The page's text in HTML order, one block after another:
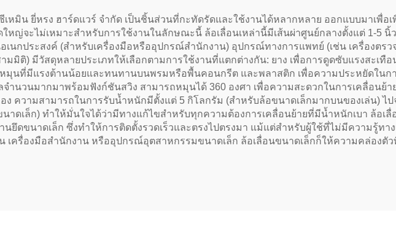
เหมิน ยี่หรง ฮาร์ดแวร์ จำกัด เป็นชิ้นส่วนที่กะทัดรัดและใช้งานได้หลากหลาย ออกแบบมาเพื่
ญ่จะไม่เหมาะสำหรับการใช้งานในลักษณะนี้ ล้อเลื่อนเหล่านี้มีเส้นผ่าศูนย์กลางตั้งแต่ 1-5 นิ้
อเนกประสงค์ (สำหรับเครื่องมือหรืออุปกรณ์สำนักงาน) อุปกรณ์ทางการแพทย์ (เช่น เครื่องต
มมิติ) มีวัสดุหลายประเภทให้เลือกตามการใช้งานที่แตกต่างกัน: ยาง เพื่อการดูดซับแรงสะเทื
หมุนที่มีแรงต้านน้อยและทนทานบนพรมหรือพื้นคอนกรีต และพลาสติก เพื่อความประหยัดในก
จำนวนมากมาพร้อมฟังก์ชันสวิง สามารถหมุนได้ 360 องศา เพื่อความสะดวกในการเคลื่อนย้
ความสามารถในการรับน้ำหนักมีตั้งแต่ 5 กิโลกรัม (สำหรับล้อขนาดเล็กมากบนของเล่น) ไ
าดเล็ก) ทำให้มั่นใจได้ว่ามีทางแก้ไขสำหรับทุกความต้องการเคลื่อนย้ายที่มีน้ำหนักเบา ล้อเลื่
นยึดขนาดเล็ก ซึ่งทำให้การติดตั้งรวดเร็วและตรงไปตรงมา แม้แต่สำหรับผู้ใช้ที่ไม่มีความรู้ทา
เครื่องมือสำนักงาน หรืออุปกรณ์อุตสาหกรรมขนาดเล็ก ล้อเลื่อนขนาดเล็กก็ให้ความคล่องตั